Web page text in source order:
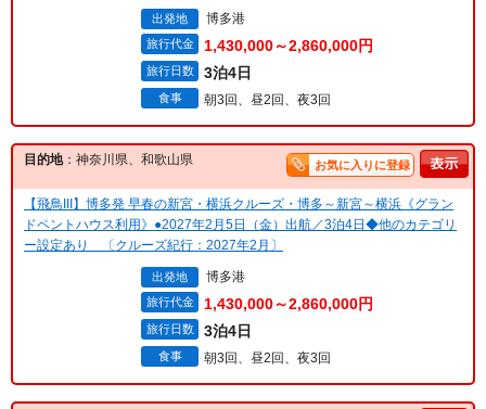
出発地 博多港
旅行代金 1,430,000～2,860,000円
旅行日数 3泊4日
食事 朝3回、昼2回、夜3回
目的地：神奈川県、和歌山県 お気に入りに登録
【飛鳥III】博多発 早春の新宮・横浜クルーズ・博多～新宮～横浜《グラン
ドペントハウス利用》●2027年2月5日（金）出航／3泊4日◆他のカテゴリ
ー設定あり 〔クルーズ紀行：2027年2月〕
出発地 博多港
旅行代金 1,430,000～2,860,000円
旅行日数 3泊4日
食事 朝3回、昼2回、夜3回